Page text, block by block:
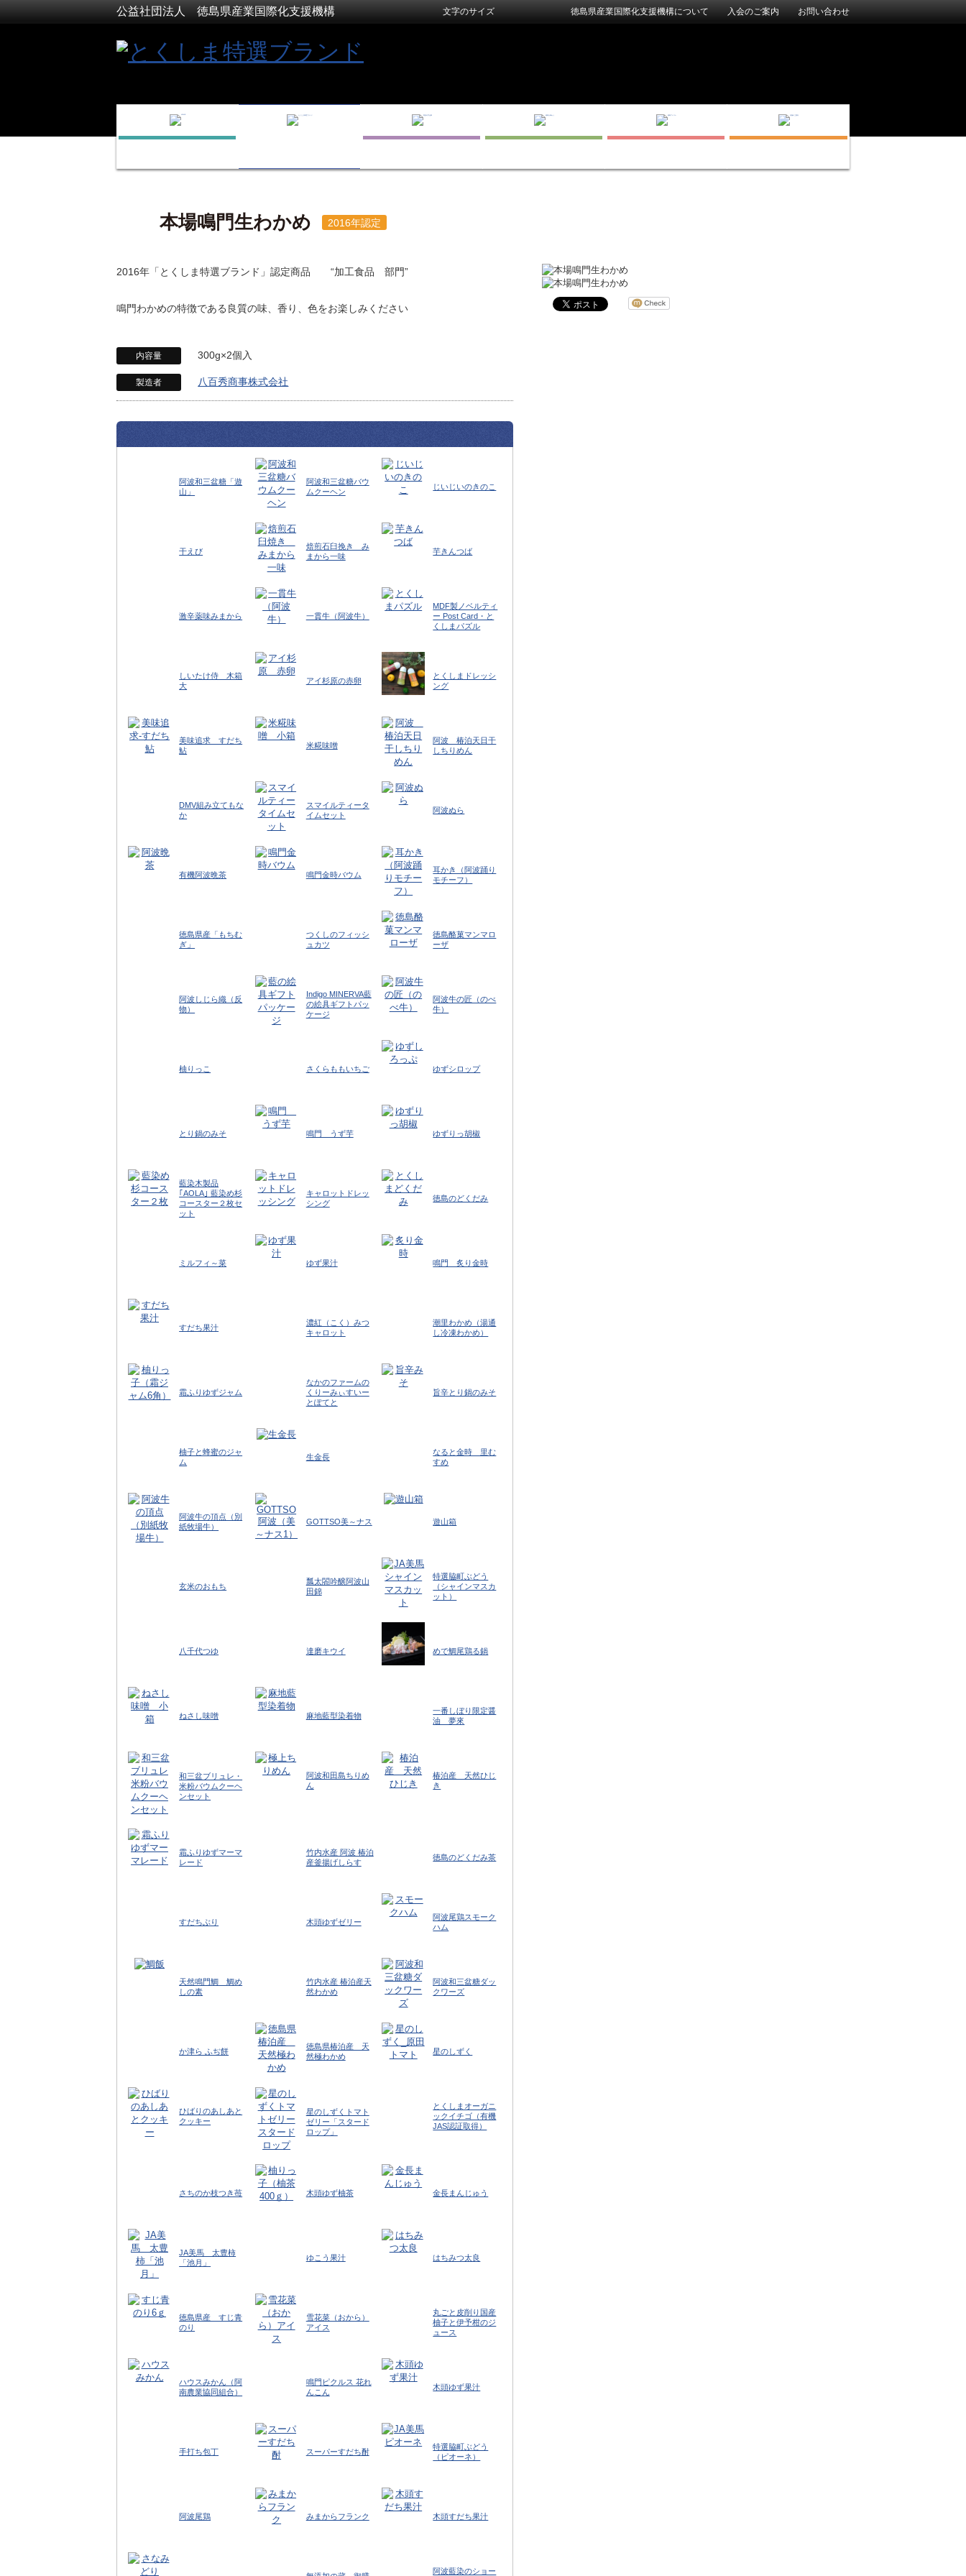
公益社団法人 徳島県産業国際化支援機構 徳島県産業国際化支援機構について 入会のご案内 お問い合わせ
文字のサイズ
本場鳴門生わかめ 2016年認定
2016年「とくしま特選ブランド」認定商品 “加工食品 部門”
鳴門わかめの特徴である良質の味、香り、色をお楽しみください
内容量 300g×2個入
製造者 八百秀商事株式会社
阿波和三盆糖「遊
山」
阿波和三盆糖バウ
ムクーヘン
じいじいのきのこ
干えび
焙煎石臼挽き み
まから一味
芋きんつば
激辛薬味みまから 一貫牛（阿波牛）
MDF製ノベルティ
ー Post Card・と
くしまパズル
しいたけ侍 木箱
大
アイ杉原の赤卵
とくしまドレッシ
ング
美味追求 すだち
鮎
米糀味噌
阿波 椿泊天日干
しちりめん
DMV組み立てもな
か
スマイルティータ
イムセット
阿波ぬら
有機阿波晩茶 鳴門金時バウム
耳かき（阿波踊り
モチーフ）
徳島県産「もちむ
ぎ」
つくしのフィッシ
ュカツ
徳島酪菓マンマロ
ーザ
阿波しじら織（反
物）
Indigo MINERVA藍
の絵具ギフトパッ
ケージ
阿波牛の匠（のべ
牛）
柚りっこ さくらももいちご ゆずシロップ
とり鍋のみそ 鳴門 うず芋 ゆずりっ胡椒
藍染木製品
｢AOLA｣ 藍染め杉
コースター２枚セ
ット
キャロットドレッ
シング
徳島のどくだみ
ミルフィ～菜 ゆず果汁 鳴門 炙り金時
すだち果汁
濃紅（こく）みつ
キャロット
潮里わかめ（湯通
し冷凍わかめ）
霜ふりゆずジャム
なかのファームの
くりーみぃすいー
とぽてと
旨辛とり鍋のみそ
柚子と蜂蜜のジャ
ム
生金長
なると金時 里む
すめ
阿波牛の頂点（別
紙牧場牛）
GOTTSO美～ナス 遊山箱
玄米のおもち
瓢太閤吟醸阿波山
田錦
特選脇町ぶどう
（シャインマスカ
ット）
八千代つゆ 達磨キウイ めで鯛尾鶏る鍋
ねさし味噌 麻地藍型染着物
一番しぼり限定醤
油 夢來
和三盆ブリュレ・
米粉バウムクーヘ
ンセット
阿波和田島ちりめ
ん
椿泊産 天然ひじ
き
霜ふりゆずマーマ
レード
竹内水産 阿波 椿泊
産釜揚げしらす
徳島のどくだみ茶
すだちぶり 木頭ゆずゼリー
阿波尾鶏スモーク
ハム
天然鳴門鯛 鯛め
しの素
竹内水産 椿泊産天
然わかめ
阿波和三盆糖ダッ
クワーズ
か津ら ふぢ餅
徳島県椿泊産 天
然極わかめ
星のしずく
ひばりのあしあと
クッキー
星のしずくトマト
ゼリー「スタード
ロップ」
とくしまオーガニ
ックイチゴ（有機
JAS認証取得）
さちのか枝つき苺 木頭ゆず柚茶 金長まんじゅう
JA美馬 太豊柿
「池月」
ゆこう果汁 はちみつ太良
徳島県産 すじ青
のり
雪花菜（おから）
アイス
丸ごと皮削り国産
柚子と伊予柑のジ
ュース
ハウスみかん（阿
南農業協同組合）
鳴門ピクルス 花れ
んこん
木頭ゆず果汁
手打ち包丁 スーパーすだち酎
特選脇町ぶどう
（ピオーネ）
阿波尾鶏 みまからフランク 木頭すだち果汁
阿波藍染のショー